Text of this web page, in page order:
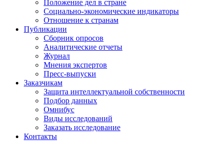
Положение дел в стране
Социально-экономические индикаторы
Отношение к странам
Публикации
Сборник опросов
Аналитические отчеты
Журнал
Мнения экспертов
Пресс-выпуски
Заказчикам
Защита интеллектуальной собственности
Подбор данных
Омнибус
Виды исследований
Заказать исследование
Контакты